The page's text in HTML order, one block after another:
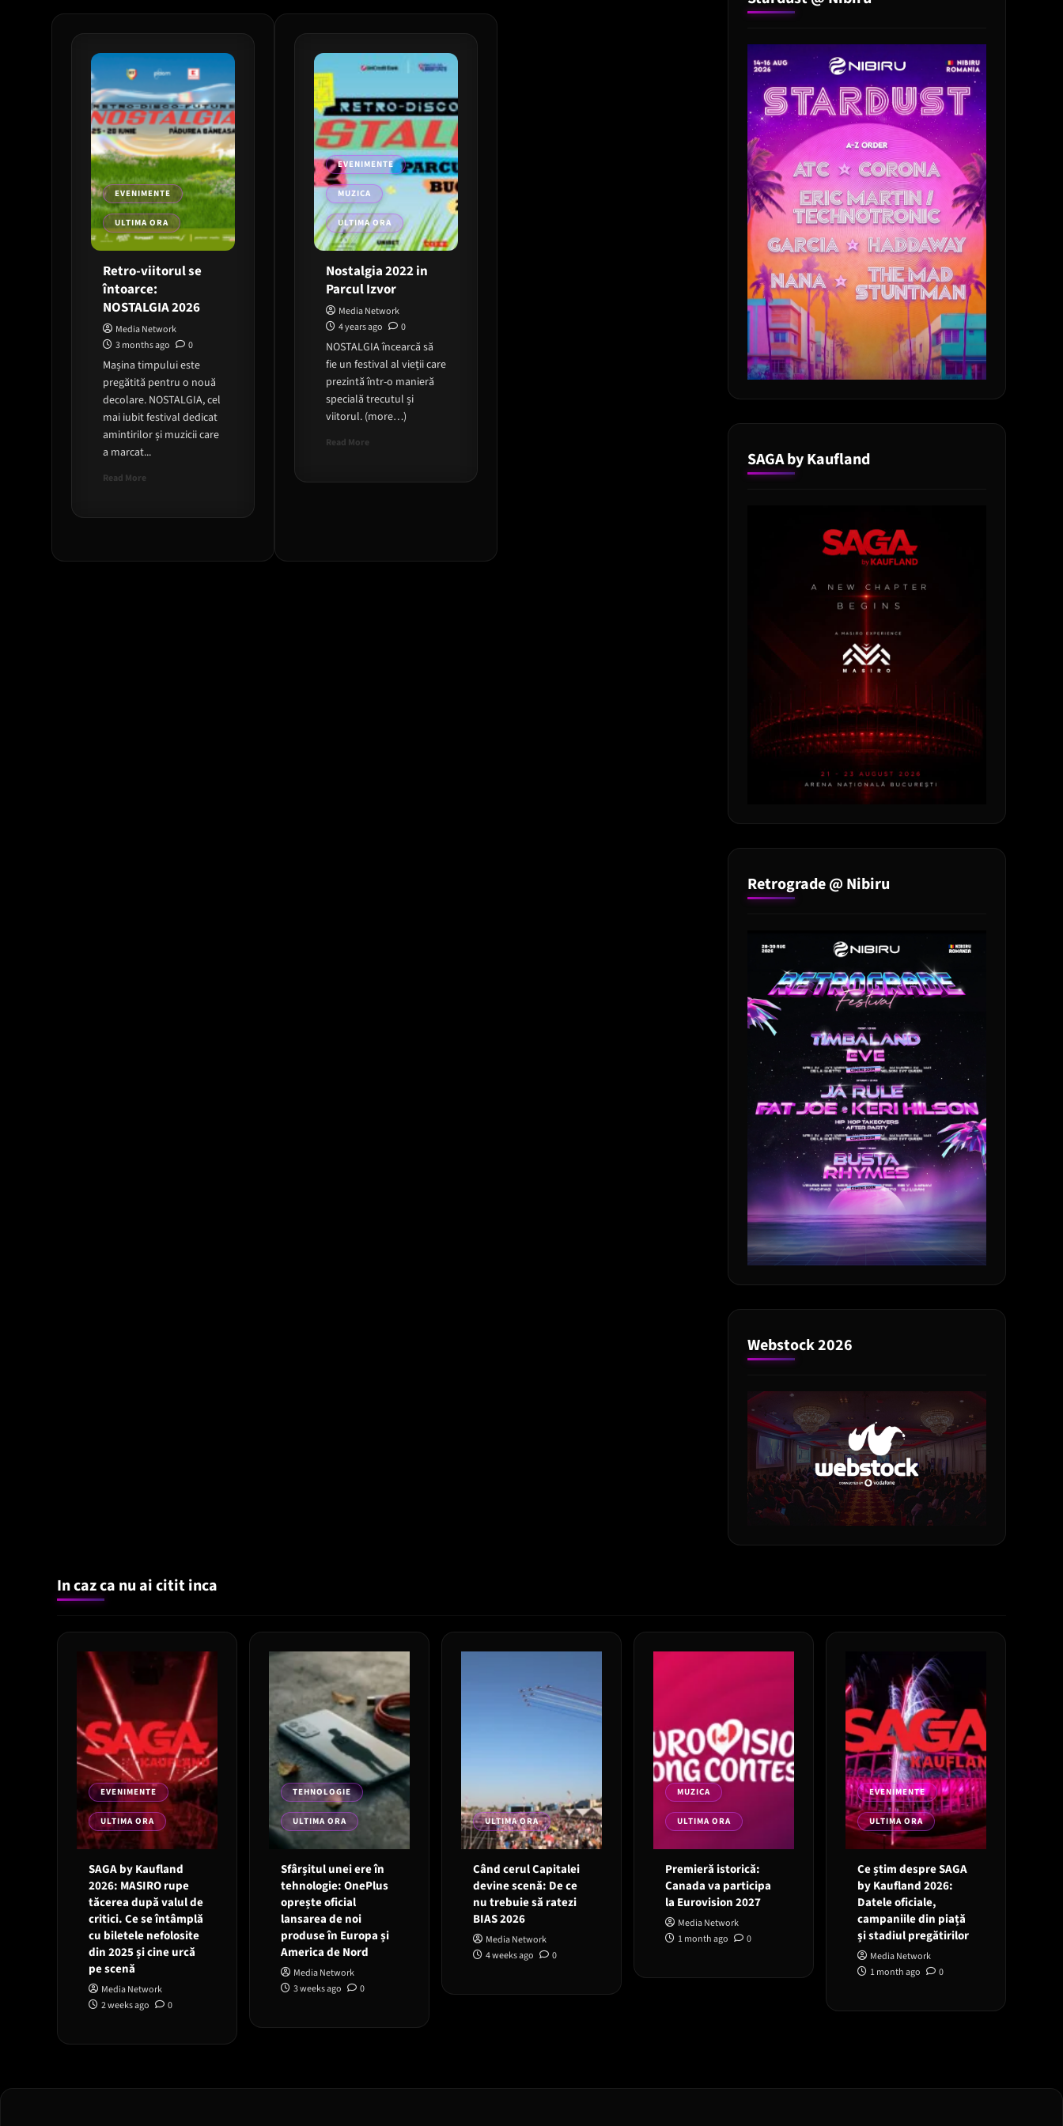
EVENIMENTE
ULTIMA ORA
Retro-viitorul se
întoarce:
NOSTALGIA 2026
Media Network
3 months ago
0
Mașina timpului este
pregătită pentru o nouă
decolare. NOSTALGIA, cel
mai iubit festival dedicat
amintirilor și muzicii care
a marcat...
Read MoreRead
Retro-
întoarce:
EVENIMENTE
MUZICA
ULTIMA ORA
Nostalgia 2022 in
Parcul Izvor
Media Network
4 years ago
0
NOSTALGIA încearcă să
fie un festival al vieții care
prezintă într-o manieră
specială trecutul și
viitorul. (more…)
Read MoreRead
Nostalgia
SAGA by Kaufland
Retrograde @ Nibiru
Webstock 2026
In caz ca nu ai citit inca
EVENIMENTE
ULTIMA ORA
SAGA by Kaufland
2026: MASIRO rupe
tăcerea după valul de
critici. Ce se întâmplă
cu biletele nefolosite
din 2025 și cine urcă
pe scenă
Media Network
2 weeks ago
0
TEHNOLOGIE
ULTIMA ORA
Sfârșitul unei ere în
tehnologie: OnePlus
oprește oficial
lansarea de noi
produse în Europa și
America de Nord
Media Network
3 weeks ago
0
ULTIMA ORA
Când cerul Capitalei
devine scenă: De ce
nu trebuie să ratezi
BIAS 2026
Media Network
4 weeks ago
0
MUZICA
ULTIMA ORA
Premieră istorică:
Canada va participa
la Eurovision 2027
Media Network
1 month ago
0
EVENIMENTE
ULTIMA ORA
Ce știm despre SAGA
by Kaufland 2026:
Datele oficiale,
campaniile din piață
și stadiul pregătirilor
Media Network
1 month ago
0